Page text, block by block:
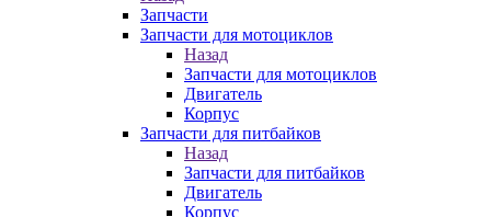
Запчасти
Запчасти для мотоциклов
Назад
Запчасти для мотоциклов
Двигатель
Корпус
Запчасти для питбайков
Назад
Запчасти для питбайков
Двигатель
Корпус